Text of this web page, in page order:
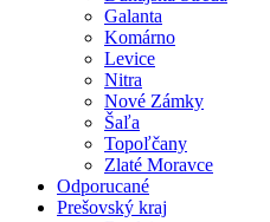
Galanta
Komárno
Levice
Nitra
Nové Zámky
Šaľa
Topoľčany
Zlaté Moravce
Odporucané
Prešovský kraj